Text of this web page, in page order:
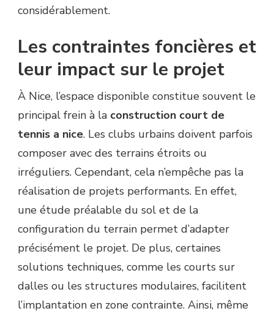
considérablement.
Les contraintes foncières et
leur impact sur le projet
À Nice, l’espace disponible constitue souvent le
principal frein à la construction court de
tennis a nice. Les clubs urbains doivent parfois
composer avec des terrains étroits ou
irréguliers. Cependant, cela n’empêche pas la
réalisation de projets performants. En effet,
une étude préalable du sol et de la
configuration du terrain permet d’adapter
précisément le projet. De plus, certaines
solutions techniques, comme les courts sur
dalles ou les structures modulaires, facilitent
l’implantation en zone contrainte. Ainsi, même